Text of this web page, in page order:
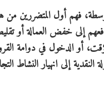
فهم أول
يدفعهم إلى خفض العمالة
أو الدخول في دوامة
إلى انهيار النشاط